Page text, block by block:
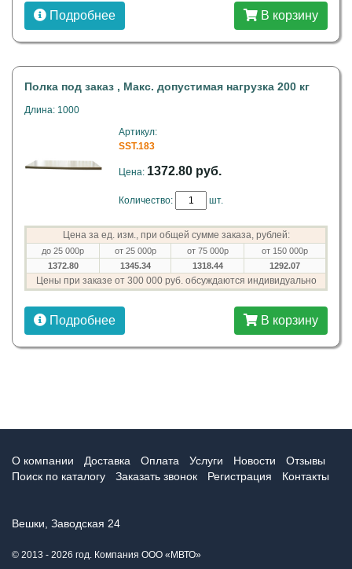
Подробнее В корзину
Полка под заказ , Макс. допустимая нагрузка 200 кг
Длина: 1000
Артикул:
SST.183
Цена: 1372.80 руб.
Количество: шт.
Цена за ед. изм., при общей сумме заказа, рублей:
до 25 000р от 25 000р от 75 000р
от 150 000р
1372.80
1345.34 1318.44 1292.07
Цены при заказе от 300 000 руб. обсуждаются индивидуально
Подробнее В корзину
О компании Доставка Оплата Услуги Новости
Отзывы
Поиск по каталогу
Заказать звонок Регистрация Контакты
Вешки, Заводская 24
© 2013 - 2026 год. Компания ООО «МВТО»